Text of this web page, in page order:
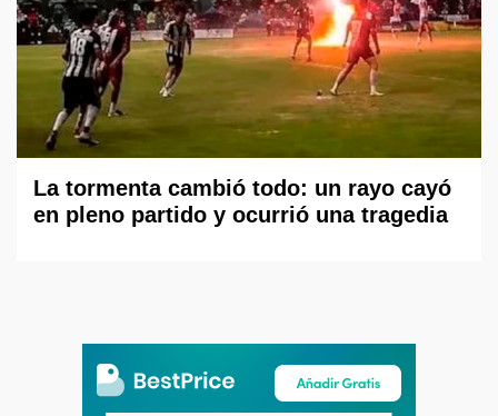
La tormenta cambió todo: un rayo cayó
en pleno partido y ocurrió una tragedia